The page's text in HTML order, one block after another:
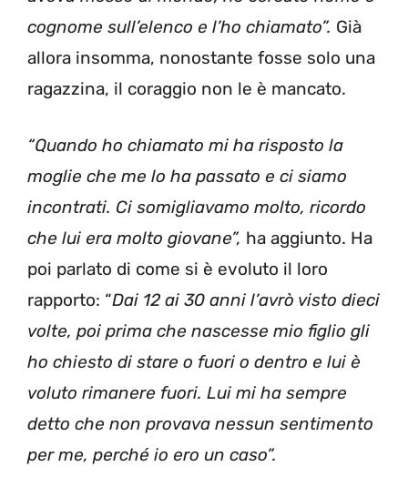
cognome sull’elenco e l’ho chiamato”. Già
allora insomma, nonostante fosse solo una
ragazzina, il coraggio non le è mancato.
“Quando ho chiamato mi ha risposto la
moglie che me lo ha passato e ci siamo
incontrati. Ci somigliavamo molto, ricordo
che lui era molto giovane”, ha aggiunto. Ha
poi parlato di come si è evoluto il loro
rapporto: “Dai 12 ai 30 anni l’avrò visto dieci
volte, poi prima che nascesse mio figlio gli
ho chiesto di stare o fuori o dentro e lui è
voluto rimanere fuori. Lui mi ha sempre
detto che non provava nessun sentimento
per me, perché io ero un caso”.